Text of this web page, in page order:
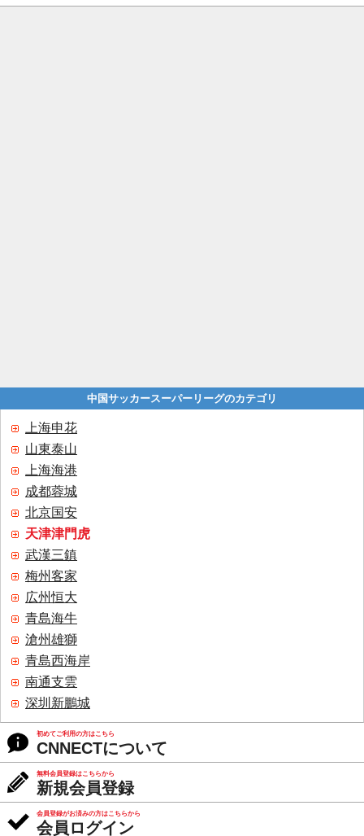
中国サッカースーパーリーグのカテゴリ
上海申花
山東泰山
上海海港
成都蓉城
北京国安
天津津門虎
武漢三鎮
梅州客家
広州恒大
青島海牛
滄州雄獅
青島西海岸
南通支雲
深圳新鵬城
初めてご利用の方はこちら
CNNECTについて
無料会員登録はこちらから
新規会員登録
会員登録がお済みの方はこちらから
会員ログイン